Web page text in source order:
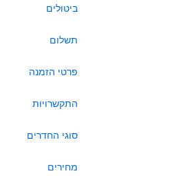
ביטולים
תשלום
פרטי הזמנה
התקשרויות
סוגי החדרים
מחירים